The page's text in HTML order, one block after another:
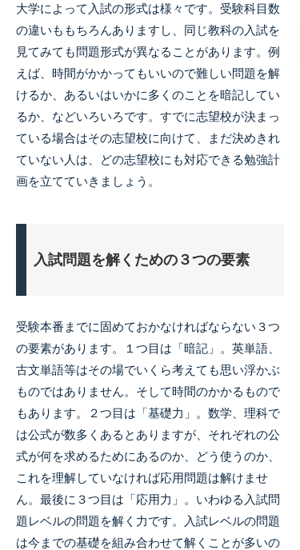
大学によって入試の形式は様々です。受験科目数
の違いももちろんありますし、同じ教科の入試を
見てみても問題形式が異なることがあります。例
えば、時間がかかってもいいので難しい問題を解
けるか、あるいはいかに多くのことを暗記してい
るか、などいろいろです。すでに志望校が決まっ
ている場合はその志望校に向けて、まだ決めきれ
ていない人は、どの志望校にも対応できる勉強計
画を立てていきましょう。
入試問題を解くための３つの要素
受験本番までに固めておかなければならない３つ
の要素があります。１つ目は「暗記」。英単語、
古文単語等はその場でいくら考えても思い浮かぶ
ものではありません。そして時間のかかるもので
もあります。２つ目は「基礎力」。数学、理科で
は公式が数多くあるとありますが、それぞれの公
式が何を求めるためにあるのか、どう使うのか、
これを理解していなければ応用問題は解けませ
ん。最後に３つ目は「応用力」。いわゆる入試問
題レベルの問題を解く力です。入試レベルの問題
は今までの基礎を組み合わせて解くことが多いの